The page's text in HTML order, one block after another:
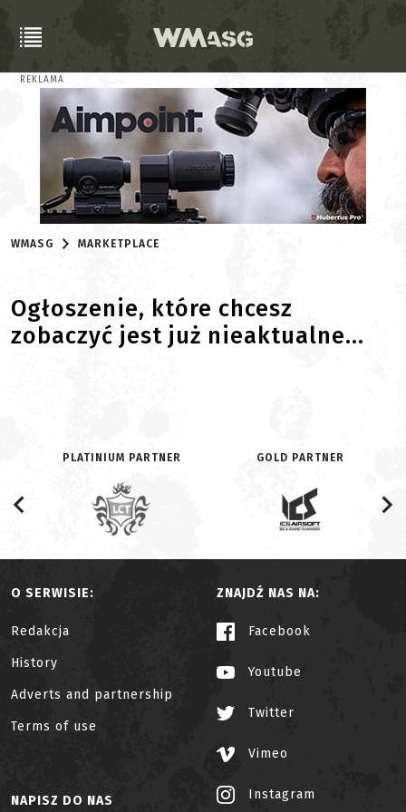
REKLAMA
WMASG MARKETPLACE
Ogłoszenie, które chcesz
zobaczyć jest już nieaktualne...
PLATINIUM PARTNER GOLD PARTNER
O SERWISIE:
Redakcja
History
Adverts and partnership
Terms of use
ZNAJDŹ NAS NA:
Facebook
Youtube
Twitter
Vimeo
Instagram
NAPISZ DO NAS